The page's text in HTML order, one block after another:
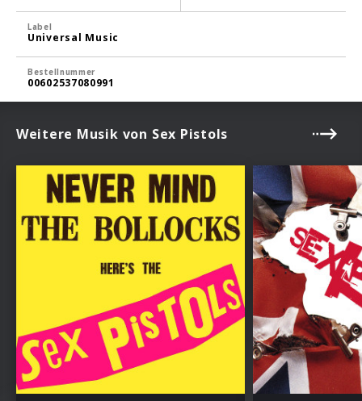
Label
Universal Music
Bestellnummer
00602537080991
Weitere Musik von Sex Pistols